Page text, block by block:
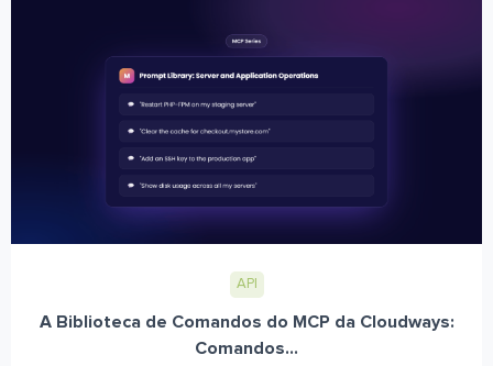
API
A Biblioteca de Comandos do MCP da Cloudways:
Comandos...